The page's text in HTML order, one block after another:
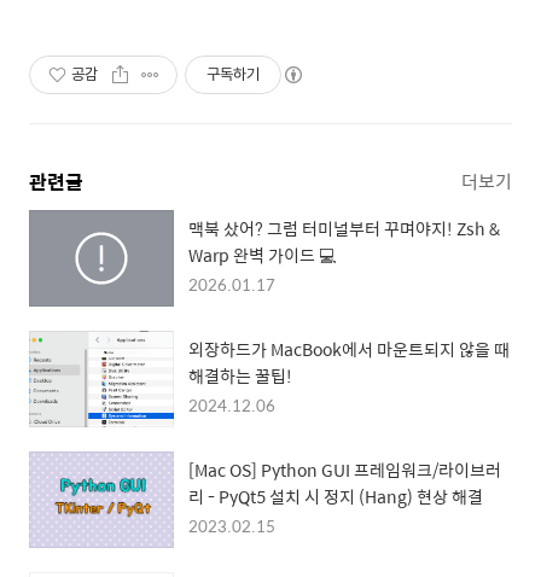
공감 구독하기
관련글 더보기
맥북 샀어? 그럼 터미널부터 꾸며야지! Zsh &
Warp 완벽 가이드 💻
2026.01.17
외장하드가 MacBook에서 마운트되지 않을 때
해결하는 꿀팁!
2024.12.06
[Mac OS] Python GUI 프레임워크/라이브러
리 - PyQt5 설치 시 정지 (Hang) 현상 해결
2023.02.15